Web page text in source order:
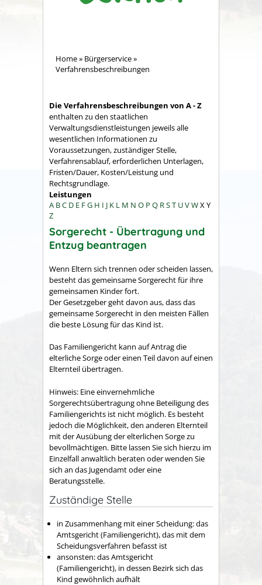
Home» Bürgerservice»
Verfahrensbeschreibungen
Die Verfahrensbeschreibungen von A - Z
enthalten zu den staatlichen
Verwaltungsdienstleistungen jeweils alle
wesentlichen Informationen zu
Voraussetzungen, zuständiger Stelle,
Verfahrensablauf, erforderlichen Unterlagen,
Fristen/Dauer, Kosten/Leistung und
Rechtsgrundlage.
Leistungen
A BC D E FG H I J K L M N O P Q RST UVWX Y
Z
Sorgerecht - Übertragung und
Entzug beantragen
Wenn Eltern sich trennen oder scheiden lassen,
besteht das gemeinsame Sorgerecht für ihre
gemeinsamen Kinder fort.
Der Gesetzgeber geht davon aus, dass das
gemeinsame Sorgerecht in den meisten Fällen
die beste Lösung für das Kind ist.
Das Familiengericht kann auf Antrag die
elterliche Sorge oder einen Teil davon auf einen
Elternteil übertragen.
Hinweis: Eine einvernehmliche
Sorgerechtsübertragung ohne Beteiligung des
Familiengerichts ist nicht möglich. Es besteht
jedoch die Möglichkeit, den anderen Elternteil
mit der Ausübung der elterlichen Sorge zu
bevollmächtigen. Bitte lassen Sie sich hierzu im
Einzelfall anwaltlich beraten oder wenden Sie
sich an das Jugendamt oder eine
Beratungsstelle.
Zuständige Stelle
in Zusammenhang mit einer Scheidung: das
Amtsgericht (Familiengericht), das mit dem
Scheidungsverfahren befasst ist
ansonsten: das Amtsgericht
(Familiengericht), in dessen Bezirk sich das
Kind gewöhnlich aufhält